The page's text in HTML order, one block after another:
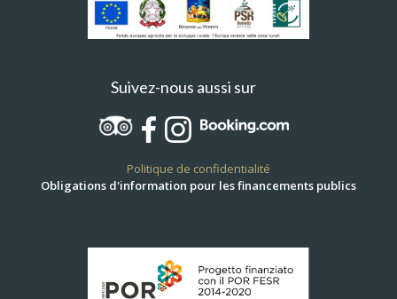
Suivez-nous aussi sur
Politique de confidentialité
Obligations d'information pour les financements publics